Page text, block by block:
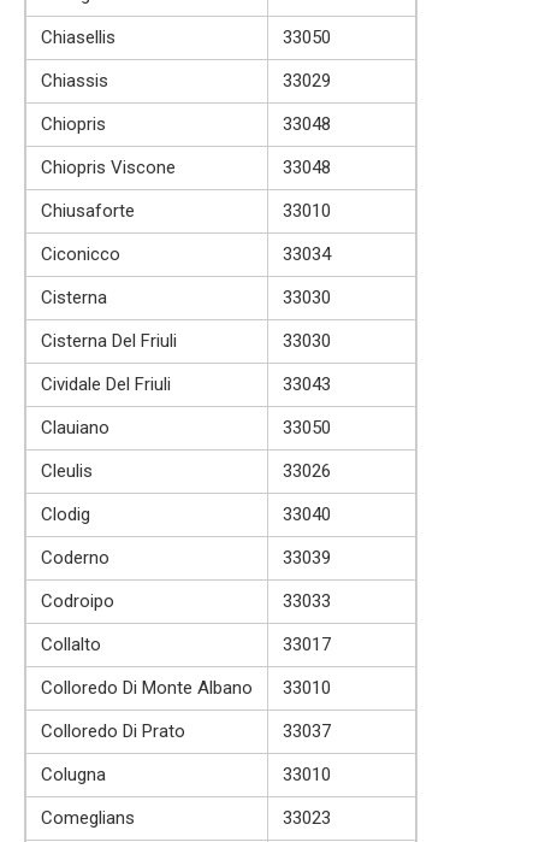
Chiasellis
33050
Chiassis
33029
Chiopris
33048
Chiopris Viscone
33048
Chiusaforte
33010
Ciconicco
33034
Cisterna
33030
Cisterna Del Friuli
33030
Cividale Del Friuli
33043
Clauiano
33050
Cleulis
33026
Clodig
33040
Coderno
33039
Codroipo
33033
Collalto
33017
Colloredo Di Monte Albano
33010
Colloredo Di Prato
33037
Colugna
33010
Comeglians
33023